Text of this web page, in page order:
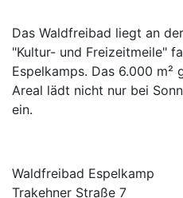
Das Waldfreibad liegt an
"Kultur- und Freizeitmeile"
Espelkamps. Das 6.000
Areal lädt nicht nur bei
ein.
Waldfreibad Espelkamp
Trakehner Straße 7